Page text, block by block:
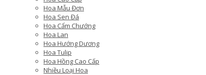
Hoa Mẫu Đơn
Hoa Sen Đá
Hoa Cẩm Chướng
Hoa Lan
Hoa Hướng Dương
Hoa Tulip
Hoa Hồng Cao Cấp
Nhiều Loại Hoa